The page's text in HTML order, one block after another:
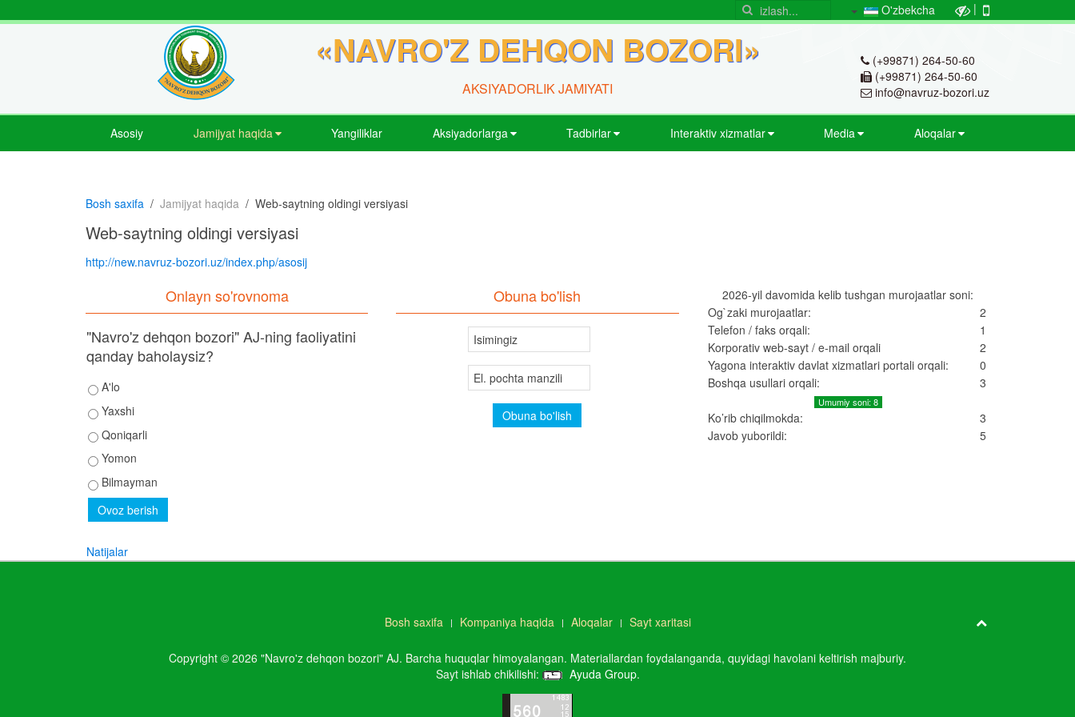
|
O'zbekcha
«NAVRO'Z DEHQON BOZORI»
AKSIYADORLIK JAMIYATI
(+99871) 264-50-60
(+99871) 264-50-60
info@navruz-bozori.uz
Asosiy Jamijyat haqida Yangiliklar Aksiyadorlarga Tadbirlar Interaktiv xizmatlar Media Aloqalar
Bosh saxifa Jamijyat haqida Web-saytning oldingi versiyasi
Web-saytning oldingi versiyasi
http://new.navruz-bozori.uz/index.php/asosij
Onlayn so'rovnoma
"Navro'z dehqon bozori" AJ-ning faoliyatini
qanday baholaysiz?
A'lo
Yaxshi
Qoniqarli
Yomon
Bilmayman
Natijalar
Obuna bo'lish
2026-yil davomida kelib tushgan murojaatlar soni:
Og`zaki murojaatlar:
2
Telefon / faks orqali:
1
Korporativ web-sayt / e-mail orqali
2
Yagona interaktiv davlat xizmatlari portali orqali:
0
Boshqa usullari orqali:
3
Umumiy soni: 8
Ko’rib chiqilmokda:
3
Javob yuborildi:
5
Bosh saxifa Kompaniya haqida Aloqalar Sayt xaritasi
Copyright © 2026 "Navro'z dehqon bozori" AJ. Barcha huquqlar himoyalangan. Materiallardan foydalanganda, quyidagi havolani keltirish majburiy.
Sayt ishlab chikilishi:
Ayuda Group.